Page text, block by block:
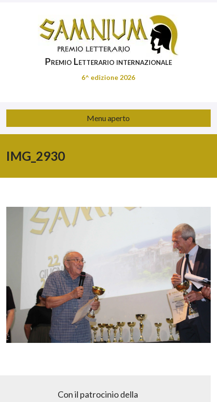
Premio Letterario internazionale
6^ edizione 2026
Menu aperto
IMG_2930
Con il patrocinio della